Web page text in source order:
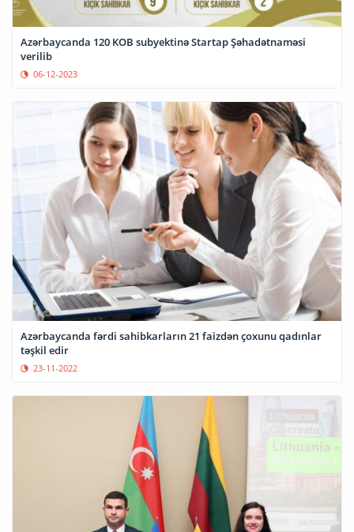
Azərbaycanda 120 KOB subyektinə Startap Şəhadətnaməsi
verilib
06-12-2023
Azərbaycanda fərdi sahibkarların 21 faizdən çoxunu qadınlar
təşkil edir
23-11-2022